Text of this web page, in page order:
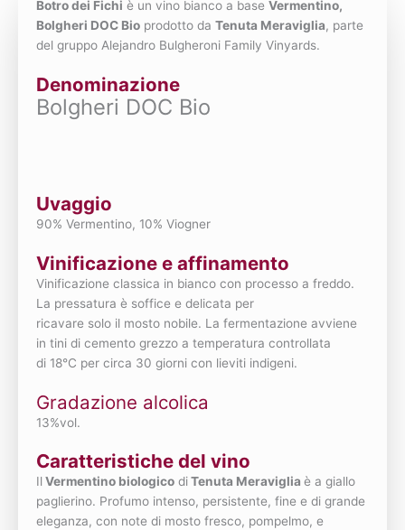
Botro dei Fichi è un vino bianco a base Vermentino,
Bolgheri DOC Bio prodotto da Tenuta Meraviglia, parte
del gruppo Alejandro Bulgheroni Family Vinyards.
Denominazione
Bolgheri DOC Bio
Uvaggio
90% Vermentino, 10% Viogner
Vinificazione e affinamento
Vinificazione classica in bianco con processo a freddo.
La pressatura è soffice e delicata per
ricavare solo il mosto nobile. La fermentazione avviene
in tini di cemento grezzo a temperatura controllata
di 18°C per circa 30 giorni con lieviti indigeni.
Gradazione alcolica
13%vol.
Caratteristiche del vino
Il Vermentino biologico diTenuta Meraviglia è a giallo
paglierino. Profumo intenso, persistente, fine e di grande
eleganza, con note di mosto fresco, pompelmo, e